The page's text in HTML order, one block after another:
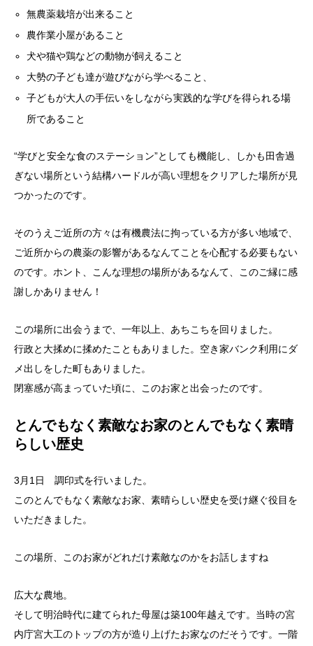
無農薬栽培が出来ること
農作業小屋があること
犬や猫や鶏などの動物が飼えること
大勢の子ども達が遊びながら学べること、
子どもが大人の手伝いをしながら実践的な学びを得られる場
所であること
“学びと安全な食のステーション”としても機能し、しかも田舎過
ぎない場所という結構ハードルが高い理想をクリアした場所が見
つかったのです。
そのうえご近所の方々は有機農法に拘っている方が多い地域で、
ご近所からの農薬の影響があるなんてことを心配する必要もない
のです。ホント、こんな理想の場所があるなんて、このご縁に感
謝しかありません！
この場所に出会うまで、一年以上、あちこちを回りました。
行政と大揉めに揉めたこともありました。空き家バンク利用にダ
メ出しをした町もありました。
閉塞感が高まっていた頃に、このお家と出会ったのです。
とんでもなく素敵なお家のとんでもなく素晴
らしい歴史
3月1日 調印式を行いました。
このとんでもなく素敵なお家、素晴らしい歴史を受け継ぐ役目を
いただきました。
この場所、このお家がどれだけ素敵なのかをお話しますね
広大な農地。
そして明治時代に建てられた母屋は築100年越えです。当時の宮
内庁宮大工のトップの方が造り上げたお家なのだそうです。一階